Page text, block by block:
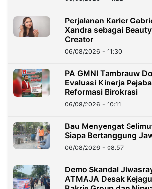
Perjalanan Karier
Xandra sebagai
Creator
06/08/2026 - 11:30
PA GMNI Tambrauw
Evaluasi Kinerja
Reformasi Birokrasi
06/08/2026 - 10:11
Bau Menyengat
Siapa Bertanggung
06/08/2026 - 08:57
Demo Skandal
ATMAJA Desak